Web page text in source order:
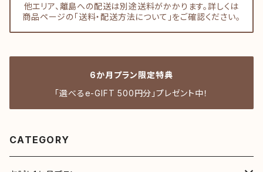
他エリア、離島への配送は別途送料がかかります。詳しくは
商品ページの「送料・配送方法について」をご確認ください。
6か月プラン限定特典
「選べるe-GIFT 500円分」プレゼント中！
CATEGORY